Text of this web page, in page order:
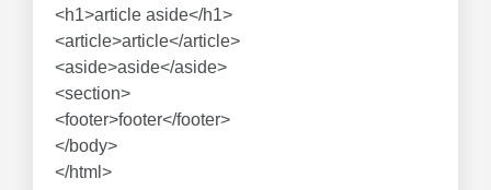
<h1>article aside</h1>
<article>article</article>
<aside>aside</aside>
<section>
<footer>footer</footer>
</body>
</html>